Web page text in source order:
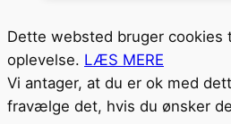
Dette websted bruger cookies
oplevelse. LÆS MERE
Vi antager, at du er ok med
fravælge det, hvis du ønsker